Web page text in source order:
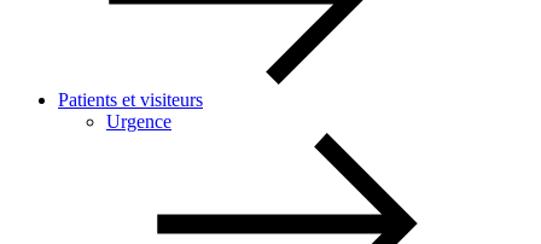
Patients et visiteurs
Urgence